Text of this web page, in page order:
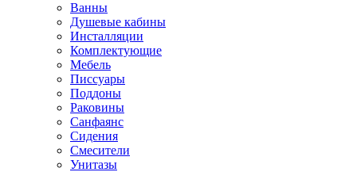
Ванны
Душевые кабины
Инсталляции
Комплектующие
Мебель
Писсуары
Поддоны
Раковины
Санфаянс
Сидения
Смесители
Унитазы